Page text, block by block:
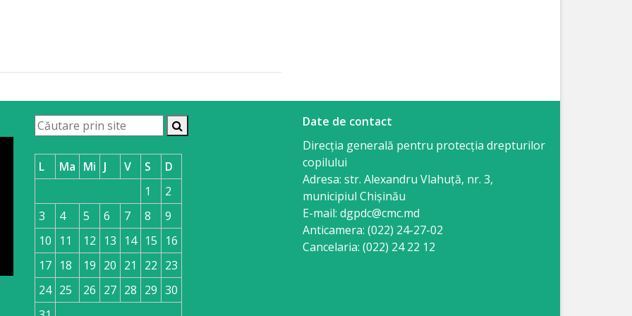
L Ma Mi J V S
D
1
2
3
4 5 6 7 8
9
10
11 12 13 14 15
16
17 18 19 20 21 22 23
24 25 26 27 28 29 30
Date de contact
Direcția generală pentru protecția drepturilor
copilului
Adresa: str. Alexandru Vlahuţă, nr. 3,
municipiul Chişinău
E-mail: dgpdc@cmc.md
Anticamera: (022) 24-27-02
Cancelaria: (022) 24 22 12